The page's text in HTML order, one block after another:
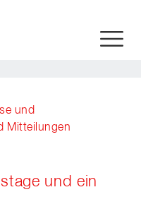
und
Mitteilungen
und ein